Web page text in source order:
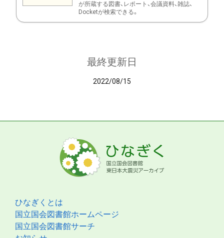
が所蔵する図書、レポート、会議資料、雑誌、
Docketが検索できる。
最終更新日
2022/08/15
ひなぎくとは
国立国会図書館ホームページ
国立国会図書館サーチ